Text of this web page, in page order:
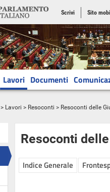
Scrivi Sito
Lavori Documenti
> Lavori > Resoconti > Resoconti delle
Resoconti
Indice Generale